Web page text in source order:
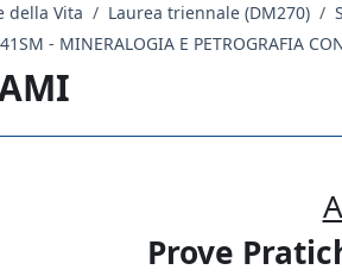
della Vita Laurea triennale (DM270)
Prove